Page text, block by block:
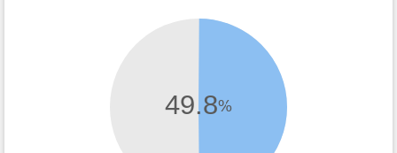
49.8%